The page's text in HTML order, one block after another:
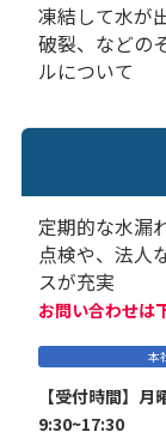
凍結して水が
破裂、などの
ルについて
定期的な水漏
点検や、法人
スが充実
お問い合わせは
本
【受付時間】月
9:30~17:30